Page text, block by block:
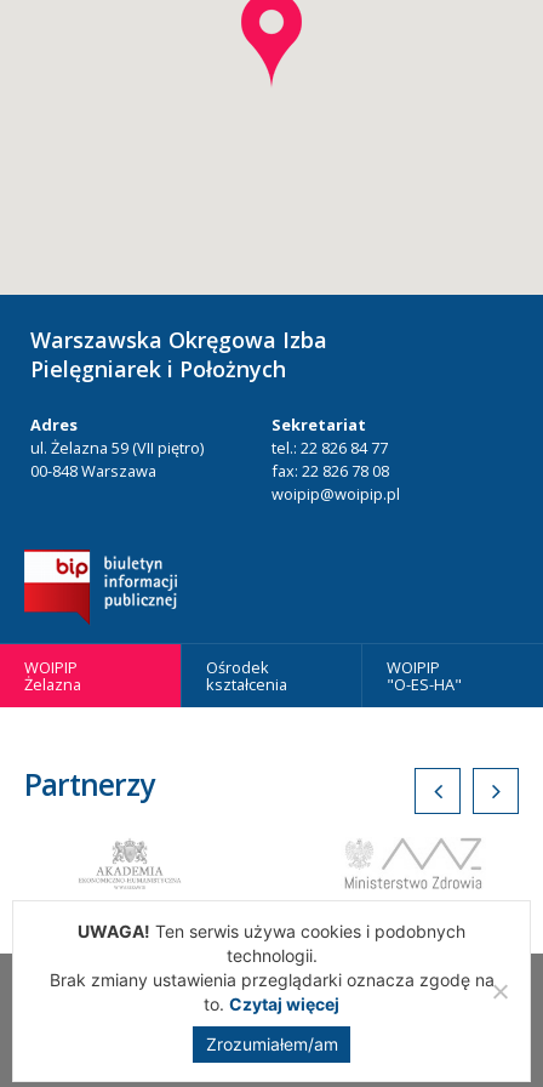
Warszawska Okręgowa Izba
Pielęgniarek i Położnych
Adres
ul. Żelazna 59 (VII piętro)
00-848 Warszawa
Sekretariat
tel.: 22 826 84 77
fax: 22 826 78 08
woipip@woipip.pl
WOIPIP
Żelazna
Ośrodek
kształcenia
WOIPIP
"O-ES-HA"
Partnerzy
Wszelkie Prawa Zastrzeżone. Warszawska Okręgowa Izba
Pielęgniarek i Położnych
addslashes.pl
UWAGA! Ten serwis używa cookies i podobnych
technologii.
Brak zmiany ustawienia przeglądarki oznacza zgodę na
to. Czytaj więcej
Zrozumiałem/am